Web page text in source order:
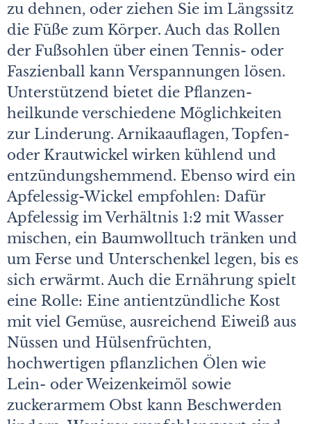
zu dehnen, oder ziehen Sie im Längssitz
die Füße zum Körper. Auch das Rollen
der Fußsohlen über einen Tennis- oder
Faszienball kann Verspannungen lösen.
Unterstützend bietet die Pflanzen­
heilkunde verschiedene Möglichkeiten
zur Linderung. Arnikaauflagen, Topfen-
oder Krautwickel wirken kühlend und
entzündungshemmend. Ebenso wird ein
Apfelessig-Wickel empfohlen: Dafür
Apfelessig im Verhältnis 1:2 mit Wasser
mischen, ein Baumwolltuch tränken und
um Ferse und Unterschenkel legen, bis es
sich erwärmt. Auch die Ernährung spielt
eine Rolle: Eine antientzündliche Kost
mit viel Gemüse, ausreichend Eiweiß aus
Nüssen und Hülsenfrüchten,
hochwertigen pflanzlichen Ölen wie
Lein- oder Weizenkeimöl sowie
zuckerarmem Obst kann Beschwerden